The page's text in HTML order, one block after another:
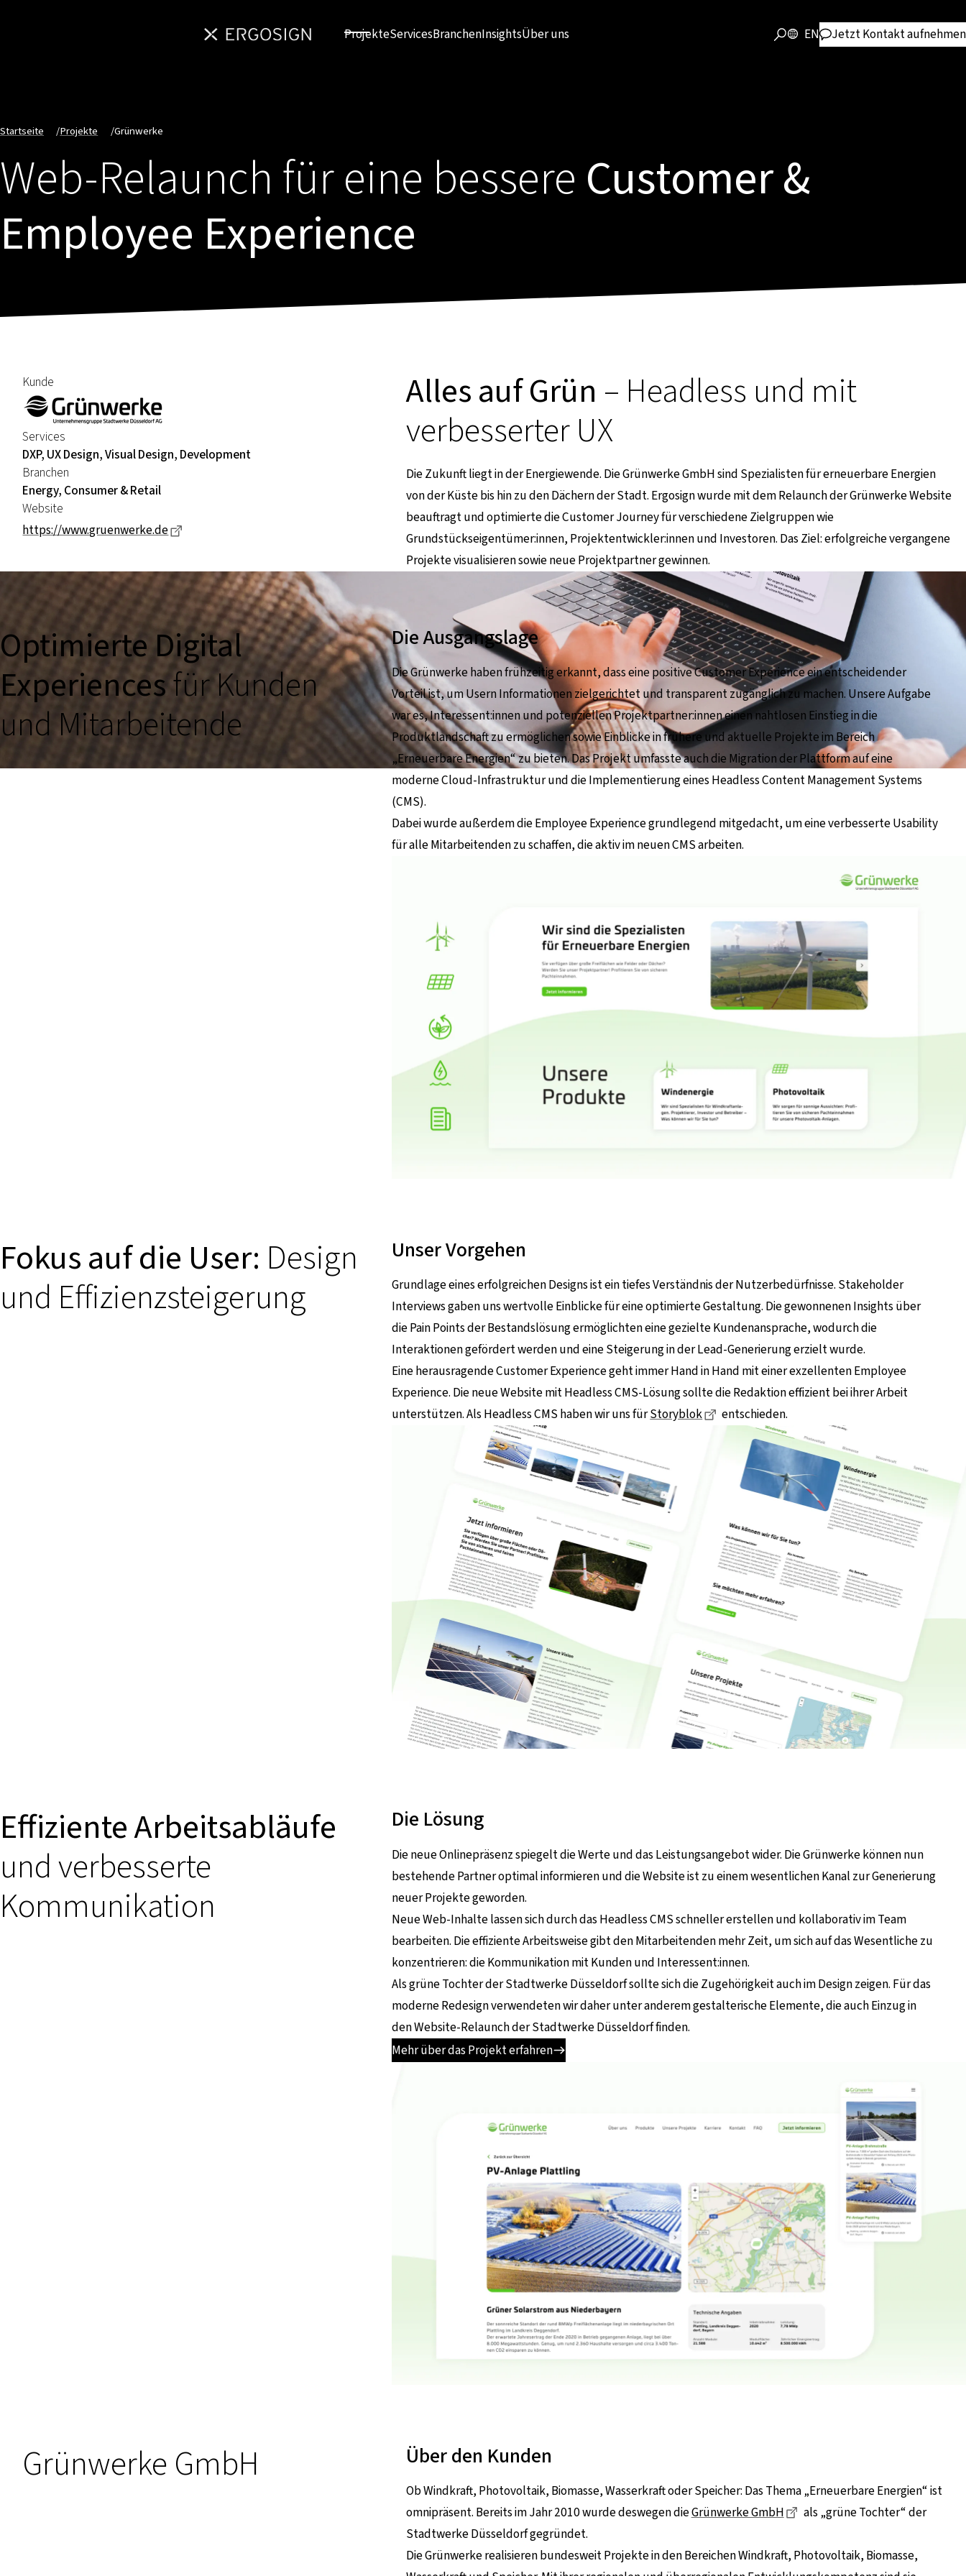
ProjekteServicesBranchenInsightsÜber uns EN Jetzt Kontakt aufnehmen
Startseite /Projekte /Grünwerke
Web-Relaunch für eine bessere Customer &
Employee Experience
Kunde
Services
DXP, UX Design, Visual Design, Development
Branchen
Energy, Consumer & Retail
Website
https://www.gruenwerke.de
Alles auf Grün – Headless und mit
verbesserter UX
Die Zukunft liegt in der Energiewende. Die Grünwerke GmbH sind Spezia­listen für erneuer­bare Energien
von der Küste bis hin zu den Dächern der Stadt. Ergosign wurde mit dem Relaunch der Grünwerke Website
beauftragt und optimierte die Customer Journey für verschiedene Zielgruppen wie
Grundstückseigentümer:innen, Projektentwickler:innen und Investoren. Das Ziel: erfolgreiche vergangene
Projekte visualisieren sowie neue Projektpartner gewinnen.
Optimierte Digital
Experiencesfür Kunden
und Mitarbeitende
Die Ausgangslage
DieGrünwerke haben frühzeitig erkannt, dass eine positive Customer Experience ein entscheidender
Vorteil ist, um Usern Informationen zielgerichtet und transparent zugänglich zu machen. Unsere Aufgabe
war es, Interessent:innen und potenziellen Projektpartner:innen einen nahtlosen Einstieg in die
Produktlandschaft zu ermöglichen sowie Einblicke in frühere und aktuelle Projekte im Bereich
„Erneuerbare Energien“ zu bieten. Das Projekt umfasste auch die Migration der Plattform auf eine
moderne Cloud-Infrastruktur und die Implementierung eines Headless Content Management Systems
(CMS).
Dabei wurde außerdem die Employee Experience grundlegend mitgedacht, um eine verbesserte Usability
für alle Mitarbeitenden zu schaffen, die aktiv im neuen CMS arbeiten.
Fokus auf die User: Design
und Effizienzsteigerung
Unser Vorgehen
Grundlage eines erfolgreichen Designs ist ein tiefes Verständnis der Nutzerbedürfnisse. Stakeholder
Interviews gaben uns wertvolle Einblicke für eine optimierte Gestaltung. Die gewonnenen Insights über
die Pain Points der Bestandslösung ermöglichten eine gezielte Kundenansprache, wodurch die
Interaktionen gefördert werden und eine Steigerung in der Lead-Generierung erzielt wurde.
Eine herausragende Customer Experience geht immer Hand in Hand mit einer exzellenten Employee
Experience. Die neue Website mit Headless CMS-Lösung sollte die Redaktion effizient bei ihrer Arbeit
unterstützen. Als Headless CMS haben wir uns fürStoryblok Dieser Link führt zu einer externen Seite
entschieden.
Effiziente Arbeitsabläufe
und verbesserte
Kommunikation
Die Lösung
Die neue Onlinepräsenz spiegelt die Werte und das Leistungsangebot wider. Die Grünwerke können nun
bestehende Partner optimal informieren und die Website ist zu einem wesentlichen Kanal zur Generierung
neuer Projekte geworden.
Neue Web-Inhalte lassen sich durch das Headless CMS schneller erstellen und kollaborativ im Team
bearbeiten. Die effiziente Arbeitsweise gibt den Mitarbeitenden mehr Zeit, um sich auf das Wesentliche zu
konzentrieren: die Kommunikation mit Kunden und Interessent:innen.
Als grüne Tochter der Stadtwerke Düsseldorf sollte sich die Zugehörigkeit auch im Design zeigen. Für das
moderne Redesign verwendeten wir daher unter anderem gestalterische Elemente, die auch Einzug in
den Website-Relaunch der Stadtwerke Düsseldorf finden.
Mehr über das Projekt erfahren
Grünwerke GmbH Über den Kunden
Ob Windkraft, Photovoltaik, Biomasse, Wasserkraft oder Speicher: Das Thema „Erneuerbare Energien“ ist
omnipräsent. Bereits im Jahr 2010 wurde deswegen dieGrünwerke GmbH Dieser Link führt zu einer
als „grüne Tochter“ der
Stadtwerke Düsseldorf gegründet.
Die Grünwerke realisieren bundesweit Projekte in den Bereichen Windkraft, Photovoltaik, Biomasse,